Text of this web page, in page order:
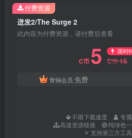
迸发2/The Surge 2
此内容为付费资源，请付费后查看
C币 5 限时
C币15
青铜会员 免费
不限下载速度 专
高速资源链接
纯绿色
支持第三方工
付费资源